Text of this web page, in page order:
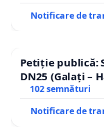
Notificare de
Petiție publică:
DN25 (Galați –
traseului în
102 semnături
Notificare de